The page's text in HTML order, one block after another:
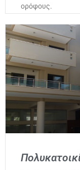
ορόφους.